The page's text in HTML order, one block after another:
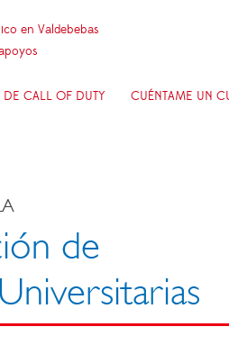
en Valdebebas
CALL OF DUTY CUÉNTAME UN